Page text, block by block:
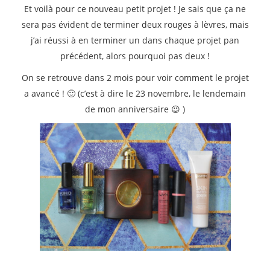
Et voilà pour ce nouveau petit projet ! Je sais que ça ne
sera pas évident de terminer deux rouges à lèvres, mais
j’ai réussi à en terminer un dans chaque projet pan
précédent, alors pourquoi pas deux !
On se retrouve dans 2 mois pour voir comment le projet
a avancé ! 🙂 (c’est à dire le 23 novembre, le lendemain
de mon anniversaire 😉 )